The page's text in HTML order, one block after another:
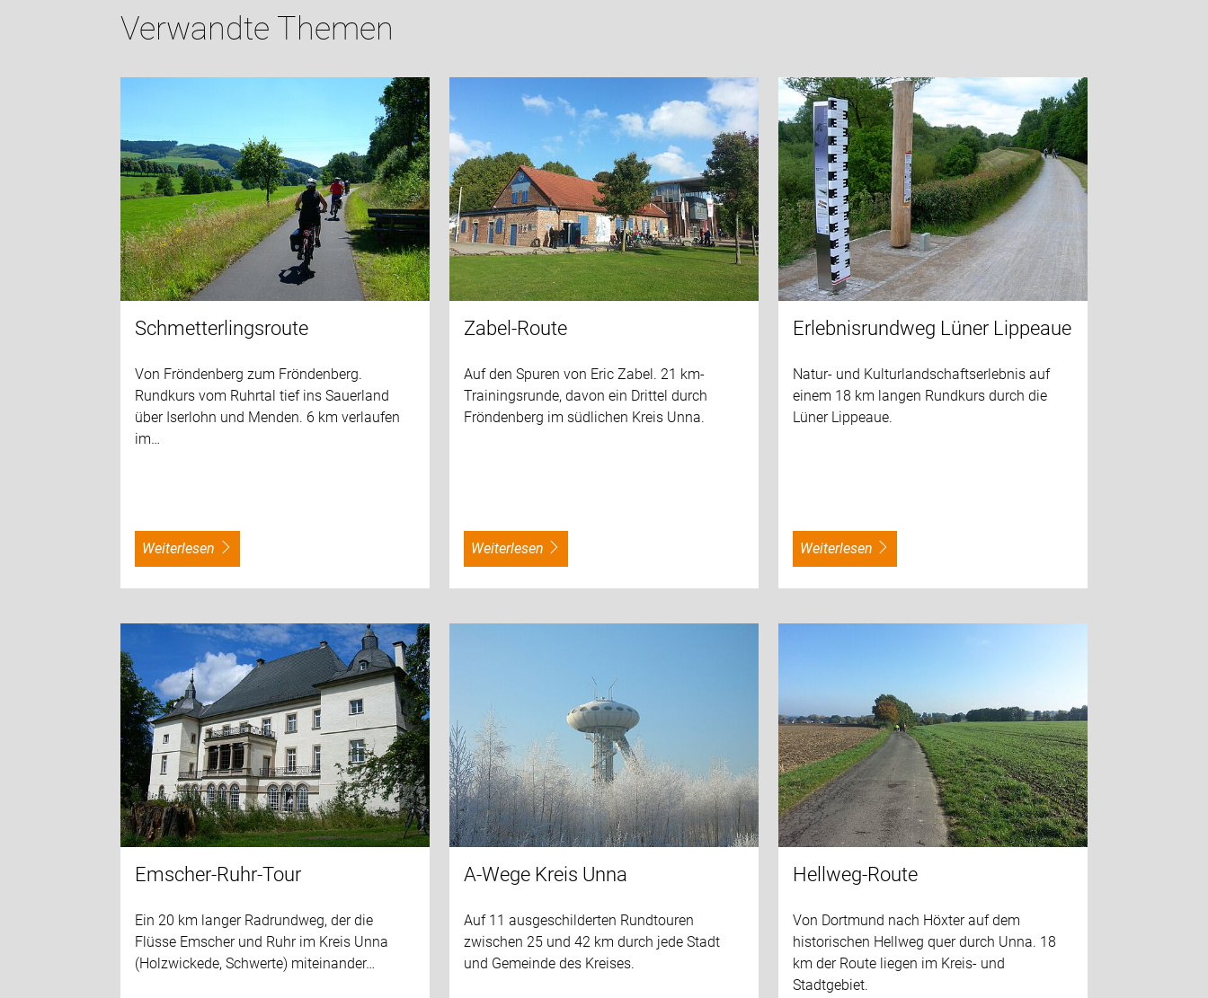
Verwandte Themen
Schmetterlingsroute
Von Fröndenberg zum Fröndenberg.
Rundkurs vom Ruhrtal tief ins Sauerland
über Iserlohn und Menden. 6 km verlaufen
im…
weiterlesen
Zabel-Route
Auf den Spuren von Eric Zabel. 21 km-
Trainingsrunde, davon ein Drittel durch
Fröndenberg im südlichen Kreis Unna.
weiterlesen
Erlebnisrundweg Lüner Lippeaue
Natur- und Kulturlandschaftserlebnis auf
einem 18 km langen Rundkurs durch die
Lüner Lippeaue.
weiterlesen
Emscher-Ruhr-Tour
Ein 20 km langer Radrundweg, der die
Flüsse Emscher und Ruhr im Kreis Unna
(Holzwickede, Schwerte) miteinander…
A-Wege Kreis Unna
Auf 11 ausgeschilderten Rundtouren
zwischen 25 und 42 km durch jede Stadt
und Gemeinde des Kreises.
Hellweg-Route
Von Dortmund nach Höxter auf dem
historischen Hellweg quer durch Unna. 18
km der Route liegen im Kreis- und
Stadtgebiet.